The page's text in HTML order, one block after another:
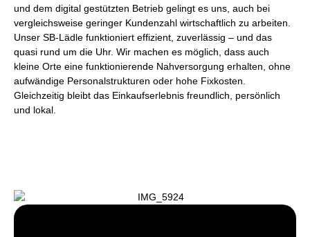
und dem digital gestützten Betrieb gelingt es uns, auch bei
vergleichsweise geringer Kundenzahl wirtschaftlich zu arbeiten.
Unser SB-Lädle funktioniert effizient, zuverlässig – und das
quasi rund um die Uhr. Wir machen es möglich, dass auch
kleine Orte eine funktionierende Nahversorgung erhalten, ohne
aufwändige Personalstrukturen oder hohe Fixkosten.
Gleichzeitig bleibt das Einkaufserlebnis freundlich, persönlich
und lokal.